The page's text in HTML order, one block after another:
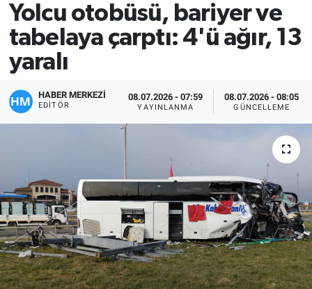
Yolcu otobüsü, bariyer ve
tabelaya çarptı: 4'ü ağır, 13
yaralı
HABER MERKEZİ
EDITÖR
08.07.2026 - 07:59
YAYINLANMA
08.07.2026 - 08:05
GÜNCELLEME
Politika
Turizm
Sağlık
Kültür Sanat
Bilim ve Teknoloji
Genel
Süper Lig Puan Durumu ve Fikstür
Tüm Manşetler
Son Dakika Haberleri